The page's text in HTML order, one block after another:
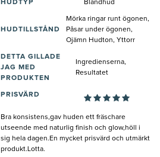
HUDTYP Blandhud
HUDTILLSTÅND
Mörka ringar runt ögonen,
Påsar under ögonen,
Ojämn Hudton, Yttorr
DETTA GILLADE
JAG MED
PRODUKTEN
Ingredienserna,
Resultatet
PRISVÄRD
Bra konsistens,gav huden ett fräschare
utseende med naturlig finish och glow,höll i
sig hela dagen.En mycket prisvärd och utmärkt
produkt.Lotta.